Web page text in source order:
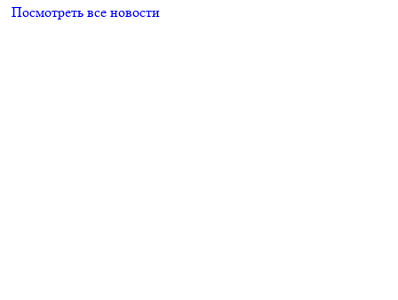
Посмотреть все новости